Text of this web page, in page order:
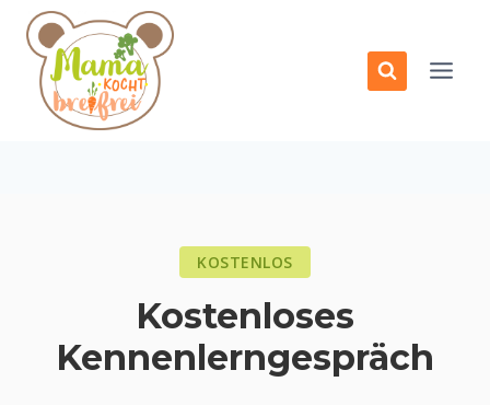
Zum
Inhalt
springen
KOSTENLOS
Kostenloses
Kennenlerngespräch